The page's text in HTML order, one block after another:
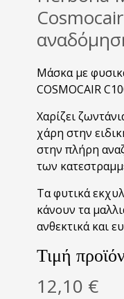
Μάσκα µε
COSMOCAIR
Χαρίζει
χάρη στην
στην πλήρη
των
Τα φυτικά
κάνουν τα
ανθεκτικά και
Τιμή
12,10 €